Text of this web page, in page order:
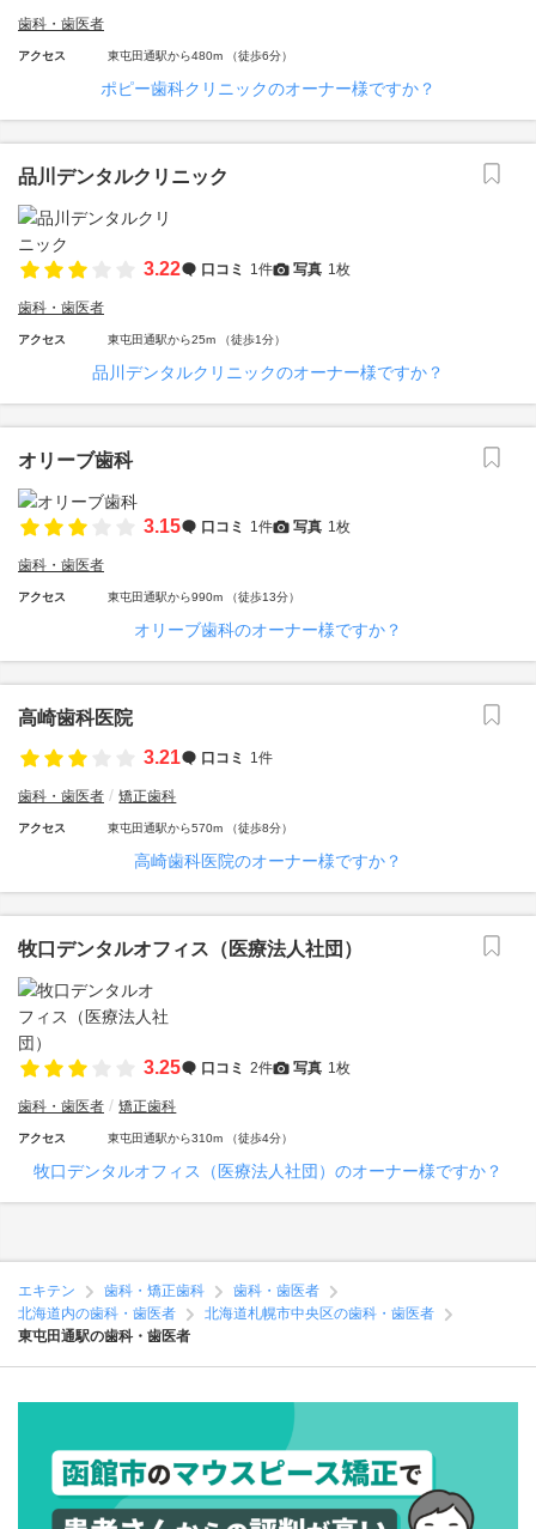
歯科・歯医者
アクセス 東屯田通駅から480m （徒歩6分）
ポピー歯科クリニックのオーナー様ですか？
品川デンタルクリニック
3.22 口コミ 1件 写真 1枚
歯科・歯医者
アクセス 東屯田通駅から25m （徒歩1分）
品川デンタルクリニックのオーナー様ですか？
オリーブ歯科
3.15 口コミ 1件 写真 1枚
歯科・歯医者
アクセス 東屯田通駅から990m （徒歩13分）
オリーブ歯科のオーナー様ですか？
高崎歯科医院
3.21
口コミ 1件
歯科・歯医者 矯正歯科
アクセス 東屯田通駅から570m （徒歩8分）
高崎歯科医院のオーナー様ですか？
牧口デンタルオフィス（医療法人社団）
3.25 口コミ 2件 写真 1枚
歯科・歯医者 矯正歯科
アクセス 東屯田通駅から310m （徒歩4分）
牧口デンタルオフィス（医療法人社団）のオーナー様ですか？
エキテン 歯科・矯正歯科
歯科・歯医者
北海道内の歯科・歯医者
北海道札幌市中央区の歯科・歯医者
東屯田通駅の歯科・歯医者